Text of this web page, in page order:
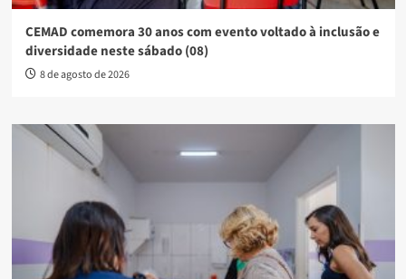
CEMAD comemora 30 anos com evento voltado à inclusão e
diversidade neste sábado (08)
8 de agosto de 2026